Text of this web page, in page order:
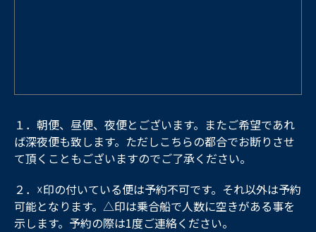
１．朝便、昼便、夜便とございます。またご希望であれ
ば深夜便も致します。ただしこちらの都合でお断りさせ
て頂くこともございますのでご了承ください。
２．☓印の付いている便は予約不可です。それ以外は予約
可能となります。△印は乗合船で人数に空きがある事を
示します。予約の際は1度ご連絡ください。